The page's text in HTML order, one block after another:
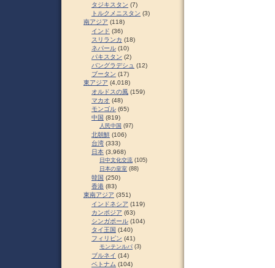
タジキスタン (7)
トルクメニスタン (3)
南アジア (118)
インド (36)
スリランカ (18)
ネパール (10)
パキスタン (2)
バングラデシュ (12)
ブータン (17)
東アジア (4,018)
オルドスの風 (159)
マカオ (48)
モンゴル (65)
中国 (819)
人民中国 (97)
北朝鮮 (106)
台湾 (333)
日本 (3,968)
日中文化交流 (105)
日本の皇室 (88)
韓国 (250)
香港 (83)
東南アジア (351)
インドネシア (119)
カンボジア (63)
シンガポール (104)
タイ王国 (140)
フィリピン (41)
モンテンルパ (3)
ブルネイ (14)
ベトナム (104)